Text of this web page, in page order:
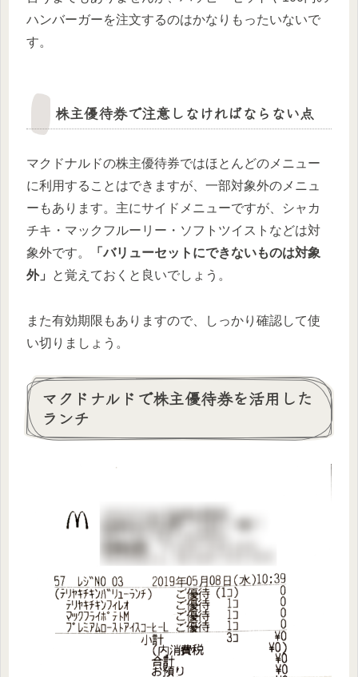
ハンバーガーを注文するのはかなりもったいないで
す。
株主優待券で注意しなければならない点
マクドナルドの株主優待券ではほとんどのメニュー
に利用することはできますが、一部対象外のメニュ
ーもあります。主にサイドメニューですが、シャカ
チキ・マックフルーリー・ソフトツイストなどは対
象外です。
「バリューセットにできないものは対象
外」
と覚えておくと良いでしょう。
また有効期限もありますので、しっかり確認して使
い切りましょう。
マクドナルドで株主優待券を活用した
ランチ